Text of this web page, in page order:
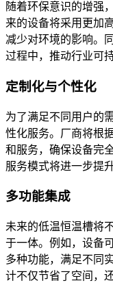
随着环保意识的增强
来的设备将采用更加
减少对环境的影响。
过程中，推动行业可
定制化与个性化
为了满足不同用户的
性化服务。厂商将根
和服务，确保设备完
服务模式将进一步提
多功能集成
未来的低温恒温槽将
于一体。例如，设备
多种功能，满足不同
计不仅节省了空间，